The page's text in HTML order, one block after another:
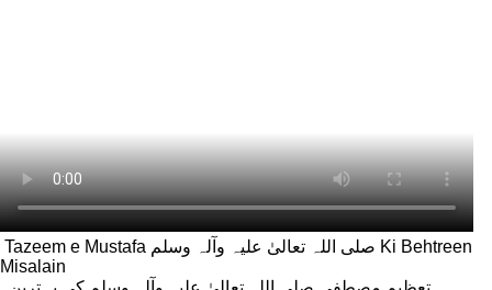
Tazeem e Mustafa صلی اللہ تعالیٰ علیہ وآلہ وسلم Ki Behtreen
Misalain